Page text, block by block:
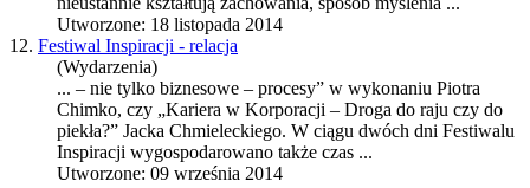
Utworzone: 18 listopada 2014
12. Festiwal Inspiracji - relacja
(Wydarzenia)
... – nie tylko biznesowe – procesy” w wykonaniu Piotra
Chimko, czy „Kariera w Korporacji – Droga do raju czy do
piekła?” Jacka Chmieleckiego. W ciągu dwóch dni Festiwalu
Inspiracji wygospodarowano także czas ...
Utworzone: 09 września 2014